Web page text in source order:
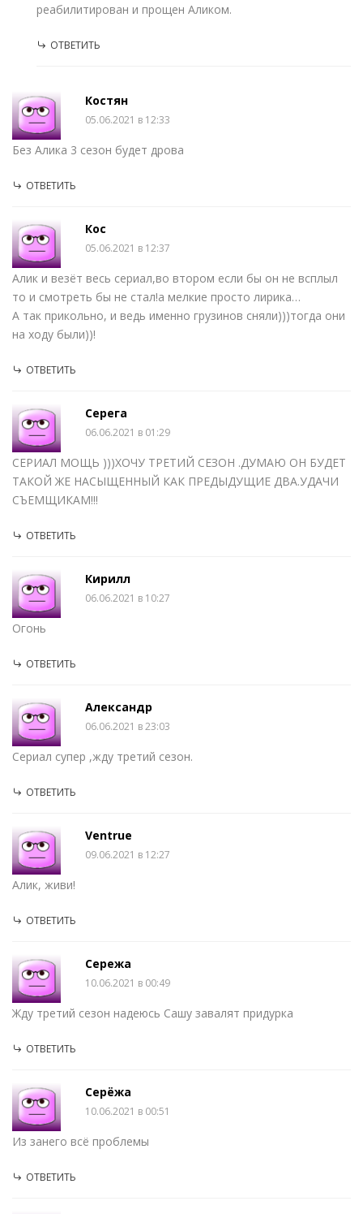
реабилитирован и прощен Аликом.
ОТВЕТИТЬ
Костян
05.06.2021 в 12:33
Без Алика 3 сезон будет дрова
ОТВЕТИТЬ
Кос
05.06.2021 в 12:37
Алик и везёт весь сериал,во втором если бы он не всплыл
то и смотреть бы не стал!а мелкие просто лирика…
А так прикольно, и ведь именно грузинов сняли)))тогда они
на ходу были))!
ОТВЕТИТЬ
Серега
06.06.2021 в 01:29
СЕРИАЛ МОЩЬ )))ХОЧУ ТРЕТИЙ СЕЗОН .ДУМАЮ ОН БУДЕТ
ТАКОЙ ЖЕ НАСЫЩЕННЫЙ КАК ПРЕДЫДУЩИЕ ДВА.УДАЧИ
СЪЕМЩИКАМ!!!
ОТВЕТИТЬ
Кирилл
06.06.2021 в 10:27
Огонь
ОТВЕТИТЬ
Александр
06.06.2021 в 23:03
Сериал супер ,жду третий сезон.
ОТВЕТИТЬ
Ventrue
09.06.2021 в 12:27
Алик, живи!
ОТВЕТИТЬ
Сережа
10.06.2021 в 00:49
Жду третий сезон надеюсь Сашу завалят придурка
ОТВЕТИТЬ
Серёжа
10.06.2021 в 00:51
Из занего всё проблемы
ОТВЕТИТЬ